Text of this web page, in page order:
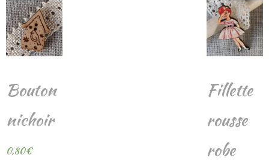
Bouton
nichoir
0,80€
Fillette
rousse
robe